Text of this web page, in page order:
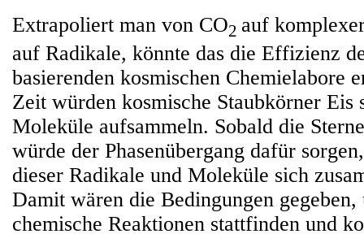
Extrapoliert man von CO2 auf
auf Radikale, könnte das die Effizienz
basierenden kosmischen Chemielabore
Zeit würden kosmische Staubkörner Eis
Moleküle aufsammeln. Sobald die
würde der Phasenübergang dafür
dieser Radikale und Moleküle sich
Damit wären die Bedingungen gegeben,
chemische Reaktionen stattfinden und